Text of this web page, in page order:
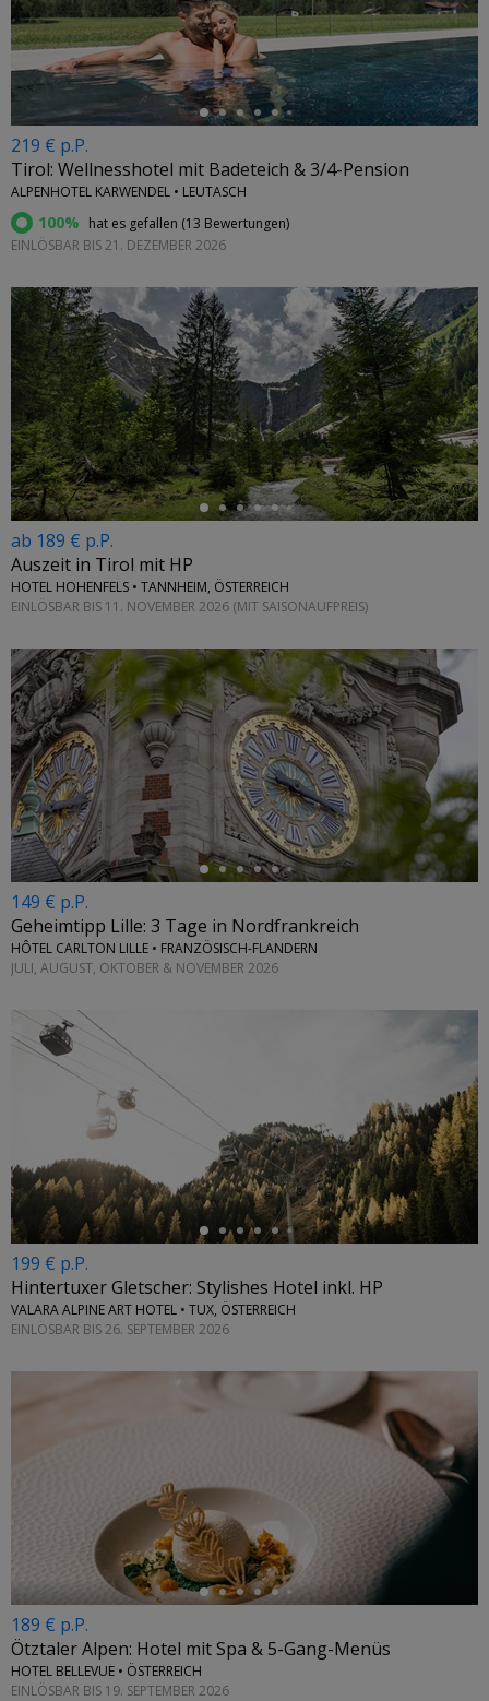
←
219 € p.P.
Tirol: Wellnesshotel mit Badeteich & 3/4-Pension
ALPENHOTEL KARWENDEL • LEUTASCH
100% hat es gefallen (13 Bewertungen)
EINLÖSBAR BIS 21. DEZEMBER 2026
←
ab 189 € p.P.
Auszeit in Tirol mit HP
HOTEL HOHENFELS • TANNHEIM, ÖSTERREICH
EINLÖSBAR BIS 11. NOVEMBER 2026 (MIT SAISONAUFPREIS)
←
149 € p.P.
Geheimtipp Lille: 3 Tage in Nordfrankreich
HÔTEL CARLTON LILLE • FRANZÖSISCH-FLANDERN
JULI, AUGUST, OKTOBER & NOVEMBER 2026
199 € p.P.
Hintertuxer Gletscher: Stylishes Hotel inkl. HP
VALARA ALPINE ART HOTEL • TUX, ÖSTERREICH
EINLÖSBAR BIS 26. SEPTEMBER 2026
189 € p.P.
Ötztaler Alpen: Hotel mit Spa & 5-Gang-Menüs
HOTEL BELLEVUE • ÖSTERREICH
EINLÖSBAR BIS 19. SEPTEMBER 2026